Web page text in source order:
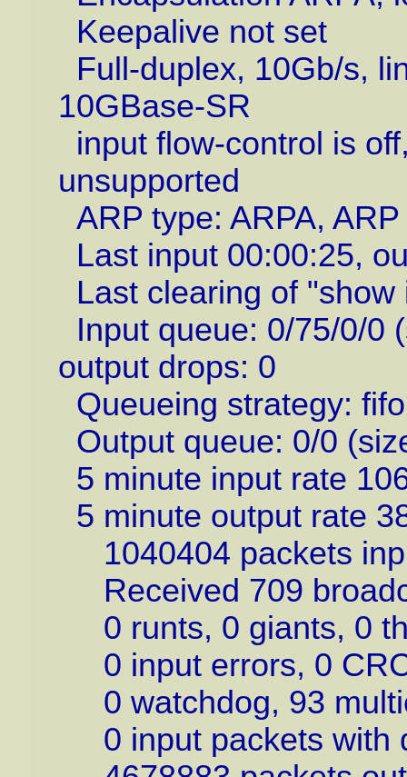
Keepalive not set
Full-duplex, 10Gb/s,
10GBase-SR
input flow-control is
unsupported
ARP type: ARPA,
Last input 00:00:25,
Last clearing of
Input queue: 0/75/0/0
output drops: 0
Queueing strategy: fifo
Output queue: 0/0
5 minute input rate
5 minute output rate
1040404 packets
Received 709
0 runts, 0 giants, 0
0 input errors, 0
0 watchdog, 93
0 input packets with